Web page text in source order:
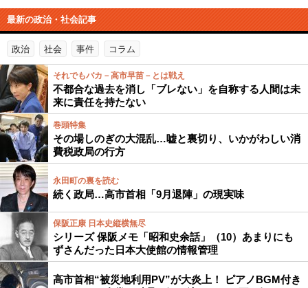
最新の政治・社会記事
政治 社会 事件 コラム
それでもバカ－高市早苗－とは戦え
不都合な過去を消し「ブレない」を自称する人間は未
来に責任を持たない
巻頭特集
その場しのぎの大混乱…嘘と裏切り、いかがわしい消
費税政局の行方
永田町の裏を読む
続く政局…高市首相「9月退陣」の現実味
保阪正康 日本史縦横無尽
シリーズ 保阪メモ「昭和史余話」（10）あまりにも
ずさんだった日本大使館の情報管理
高市首相“被災地利用PV”が大炎上！ ピアノBGM付き